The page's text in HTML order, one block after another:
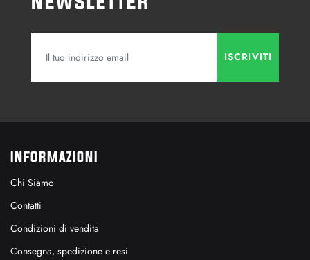
INFORMAZIONI
Chi Siamo
Contatti
Condizioni di vendita
Consegna, spedizione e resi